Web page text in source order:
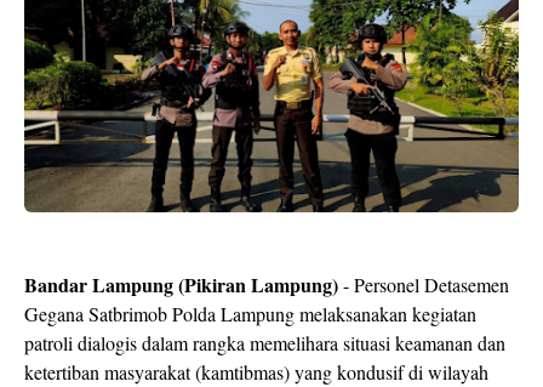
Bandar Lampung (Pikiran Lampung)- Personel Detasemen
Gegana Satbrimob Polda Lampung melaksanakan kegiatan
patroli dialogis dalam rangka memelihara situasi keamanan dan
ketertiban masyarakat (kamtibmas) yang kondusif di wilayah